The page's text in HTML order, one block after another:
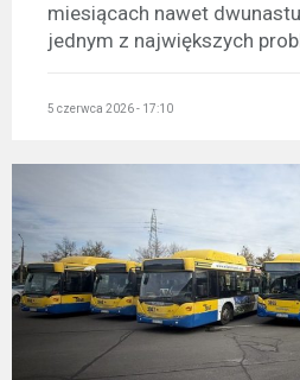
miesiącach nawet
jednym z największych
5 czerwca 2026 - 17:10